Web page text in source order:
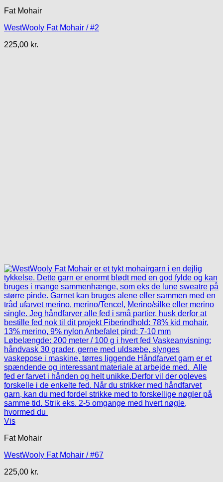
Fat Mohair
WestWooly Fat Mohair / #2
225,00 kr.
Vis
Fat Mohair
WestWooly Fat Mohair / #67
225,00 kr.